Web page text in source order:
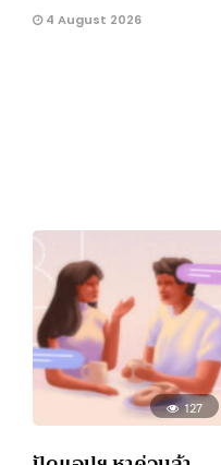
4 August 2026
127